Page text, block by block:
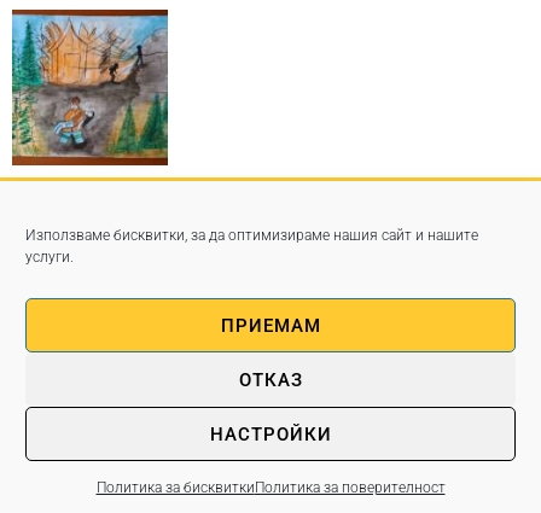
Използваме бисквитки, за да оптимизираме нашия сайт и нашите
услуги.
ПРИЕМАМ
ОТКАЗ
НАСТРОЙКИ
Политика за бисквиткиПолитика за поверителност